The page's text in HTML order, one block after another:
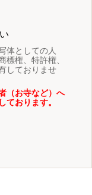
体としての人
標権、特許権、
しておりませ
（お寺など）へ
ております。